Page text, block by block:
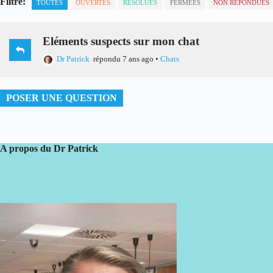
TOUTES OUVERTES RÉSOLUES FERMÉES NON RÉPONDUES
Eléments suspects sur mon chat
Dr Patrick répondu 7 ans ago • Chats
POSER UNE QUESTION
A propos du Dr Patrick